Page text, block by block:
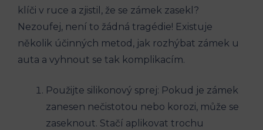
klíči v ruce a zjistil, že se zámek zasekl?
Nezoufej, není to žádná tragédie! Existuje
několik účinných metod, jak rozhýbat zámek u
auta a vyhnout se tak komplikacím.
Použijte silikonový sprej: Pokud je zámek
zanesen nečistotou nebo korozi, může se
zaseknout. Stačí aplikovat trochu